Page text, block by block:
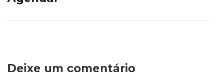
Deixe um comentário